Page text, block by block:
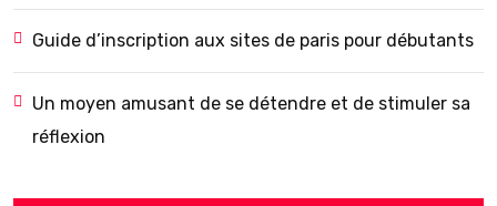
Guide d’inscription aux sites de paris pour débutants
Un moyen amusant de se détendre et de stimuler sa
réflexion